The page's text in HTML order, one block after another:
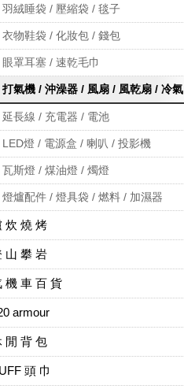
羽絨睡袋 / 壓縮袋 / 毯子
衣物鞋袋 / 化妝包 / 錢包
眼罩耳塞 / 速乾毛巾
打氣機 / 沖澡器 / 風扇 / 風乾扇 / 冷氣
延長線 / 充電器 / 電池
LED燈 / 電源盒 / 喇叭 / 投影機
瓦斯燈 / 煤油燈 / 燭燈
燈爐配件 / 燈具袋 / 燃料 / 加濕器
炊 燒 烤
山 攀 岩
機 車 百 貨
armour
閒 背 包
頭 巾